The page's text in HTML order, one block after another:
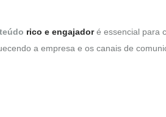
rico e engajadoré essencial para
a empresa e os canais de